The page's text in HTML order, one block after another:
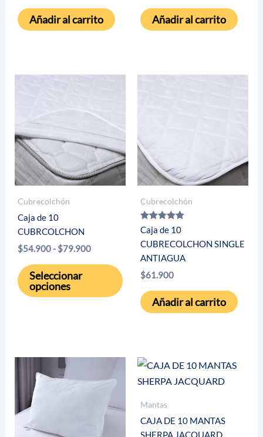
Añadir al carrito Añadir al carrito
Cubrecolchón
Caja de 10
CUBRCOLCHON
$54.900- $79.900Rango
precios:
$54.900
Seleccionar
opciones
producto
tiene
múltiples
opciones
elegir
Cubrecolchón
Valorado con
5.00
de 5
Caja de 10
CUBRECOLCHON SINGLE
ANTIAGUA
$61.900
Añadir al carrito
Mantas
CAJA DE 10 MANTAS
SHERPA JACQUARD